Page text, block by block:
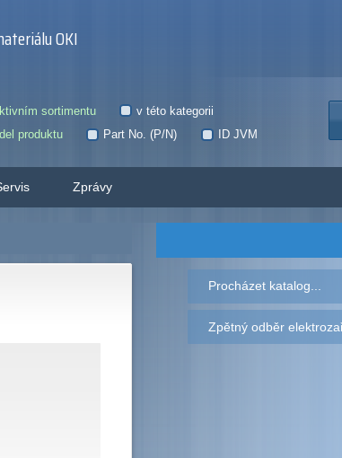
OKI
sortimentu
v této kategorii
produktu
Part No. (P/N) ID JVM
Zprávy
Procházet katalog...
Zpětný odběr